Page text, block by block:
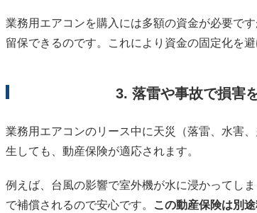
業務用エアコンを購入には多額の資金が必要で
留保できるのです。これにより資金の固定化を
3. 落雷や事故で損害
業務用エアコンのリース中に天災（落雷、水害
生しても、動産保険が適応されます。
例えば、台風の影響で室外機が水に浸かってし
で補償されるので安心です。
この動産保険は別